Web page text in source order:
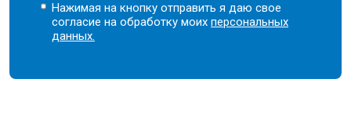
Нажимая на кнопку отправить я даю свое
согласие на обработку моихперсональных
данных.